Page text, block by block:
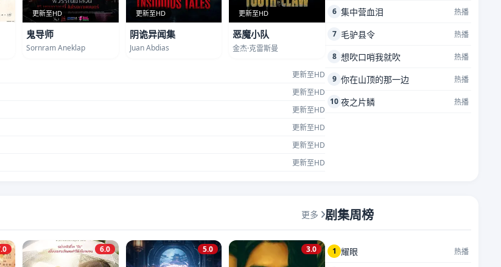
更新至HD
鬼导师
Sornram Aneklap
更新至HD
阴诡异闻集
Juan Abdias
更新至HD
恶魔小队
金杰·克雷斯曼
更新至HD
更新至HD
更新至HD
更新至HD
更新至HD
更新至HD
6 集中营血泪 热播
7 毛驴县令 热播
8 想吹口哨我就吹 热播
9 你在山顶的那一边 热播
10 夜之片鳞 热播
更多
6.0 5.0 3.0
剧集周榜
1 耀眼 热播